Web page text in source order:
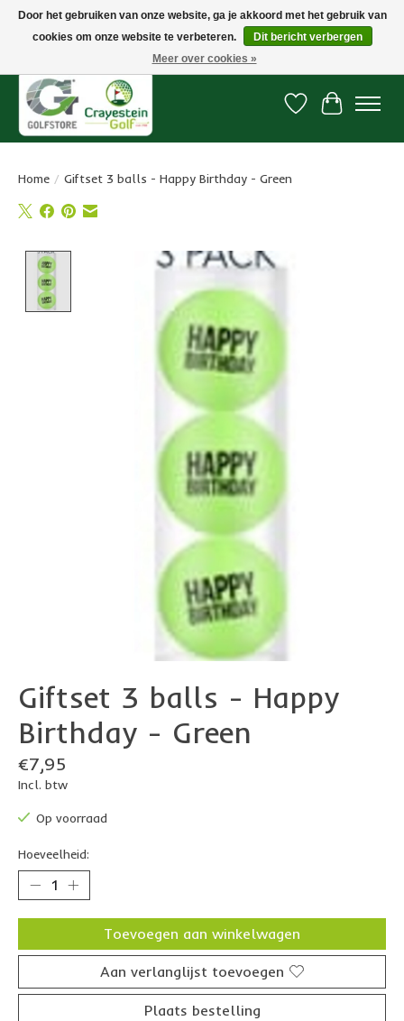
Snelle levering, gratis vanaf € 100. Onze oncourse Golfshop in Dordrecht is
Verlanglijst
Home / Giftset 3 balls - Happy Birthday - Green
Product image slideshow Items
Giftset 3 balls - Happy
Birthday - Green
€7,95
Incl. btw
Op voorraad
Hoeveelheid:
Toevoegen aan winkelwagen
Aan verlanglijst toevoegen
Plaats bestelling
Door het gebruiken van onze website, ga je akkoord met het gebruik van
cookies om onze website te verbeteren.
Dit bericht verbergen
Meer over cookies »